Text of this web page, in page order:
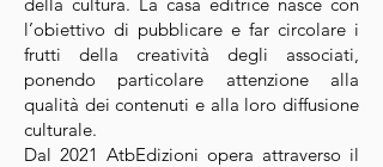
l’obiettivo di pubblicare e far circolare i
frutti della creatività degli associati,
ponendo particolare attenzione alla
qualità dei contenuti e alla loro diffusione
culturale.
Dal 2021 AtbEdizioni opera attraverso il